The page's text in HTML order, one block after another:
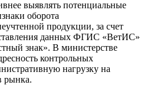
выявлять потенциальные
оборота
продукции, за счет
данных ФГИС «ВетИС»
знак». В министерстве
контрольных
нагрузку на
рынка.